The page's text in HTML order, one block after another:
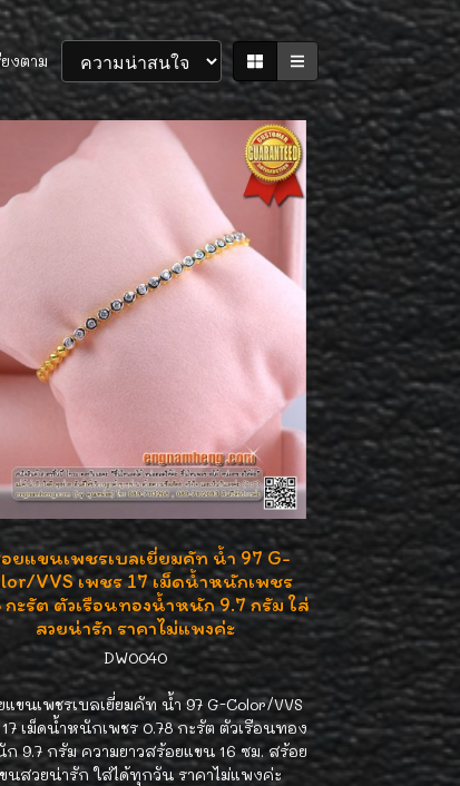
ยงตาม
ยแขนเพชรเบลเยี่ยมคัท น้ำ 97 G-
VVS เพชร 17 เม็ดน้ำหนักเพชร
กะรัต ตัวเรือนทองน้ำหนัก 9.7 กรัม ใส่
สวยน่ารัก ราคาไม่แพงค่ะ
DW0040
แขนเพชรเบลเยี่ยมคัท น้ำ 97 G-Color/VVS
เม็ดน้ำหนักเพชร 0.78 กะรัต ตัวเรือนทอง
9.7 กรัม ความยาวสร้อยแขน 16 ซม. สร้อย
นสวยน่ารัก ใส่ได้ทุกวัน ราคาไม่แพงค่ะ